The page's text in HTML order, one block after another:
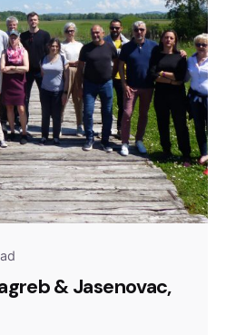
& Jasenovac,